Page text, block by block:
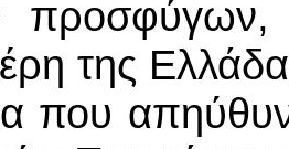
προσφύγων,
της
που